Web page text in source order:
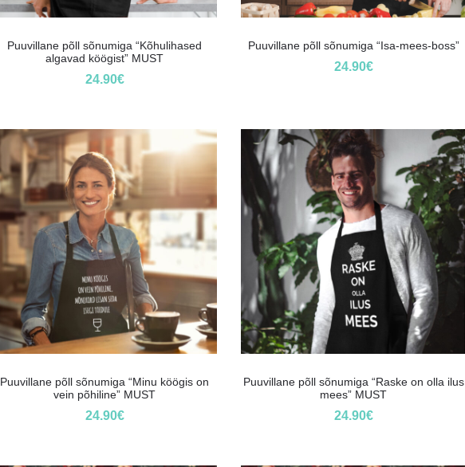
Puuvillane põll sõnumiga “Kõhulihased
algavad köögist” MUST
24.90€
Puuvillane põll sõnumiga “Isa-mees-boss”
24.90€
Puuvillane põll sõnumiga “Minu köögis on
vein põhiline” MUST
24.90€
Puuvillane põll sõnumiga “Raske on olla ilus
mees” MUST
24.90€